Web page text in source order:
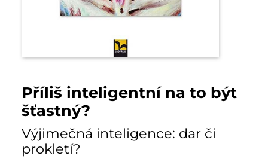
Příliš inteligentní na to být
šťastný?
Výjimečná inteligence: dar či
prokletí?